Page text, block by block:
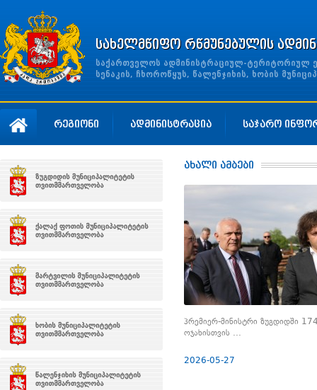
სახელმწიფო რწმუნებულის
საქართველოს ადმინისტრაციულ-ტერიტორიულ
სენაკის, ჩხოროწყუს, წალენჯიხის, ხობის
რეგიონი ადმინისტრაცია საჯარო
ახალი ამბები
პრემიერ-მინისტრი ზუგდიდში
ოჯახისთვის ...
2026-05-27